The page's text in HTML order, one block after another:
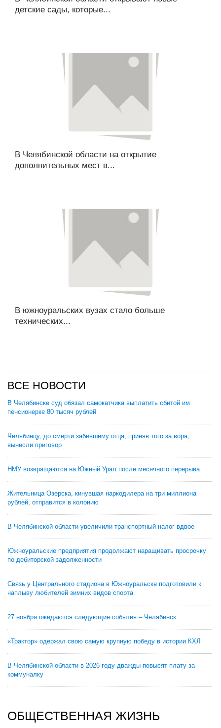
детские сады, которые...
В Челябинской области на открытие
дополнительных мест в...
В южноуральских вузах стало больше
технических...
ВСЕ НОВОСТИ
В Челябинске суд обязал самокатчика выплатить сбитой им
пенсионерке 80 тысяч рублей
Челябинцу, до смерти забившему отца, приняв того за вора,
вынесли приговор
НМУ возвращаются на Южный Урал после месячного перерыва
Жительница Озерска, кинувшая наркодилера на три миллиона
рублей, отправится в колонию
В Челябинской области увеличили транспортный налог вдвое
Южноуральские предприятия продолжают наращивать просрочку
по дебиторской задолженности
Связь у Центрального стадиона в Южноуральске подготовили к
наплыву любителей зимних видов спорта
27 ноября ожидаются следующие события – Челябинск
«Трактор» одержал свою самую крупную победу в истории КХЛ
В Челябинской области в 2026 году дважды повысят плату за
коммуналку
ОБЩЕСТВЕННАЯ ЖИЗНЬ